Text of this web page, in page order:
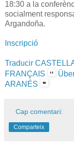
18:30 a la
socialment
Argandoña.
Inscripció
Traducir
FRANÇAIS
ARANÉS
Cap comentari:
Comparteix